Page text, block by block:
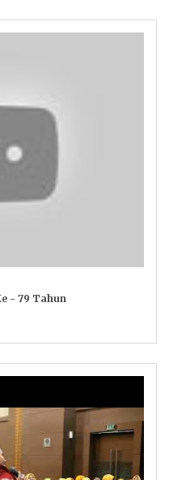
- 79 Tahun